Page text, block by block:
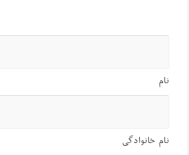
نام
نام خانوادگی